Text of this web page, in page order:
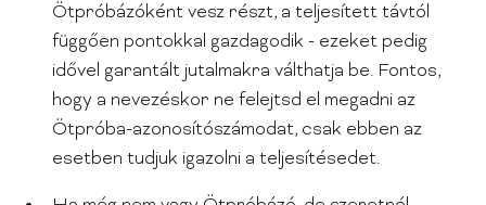
Ötpróbázóként vesz részt, a teljesített távtól
függően pontokkal gazdagodik - ezeket pedig
idővel garantált jutalmakra válthatja be. Fontos,
hogy a nevezéskor ne felejtsd el megadni az
Ötpróba-azonosítószámodat, csak ebben az
esetben tudjuk igazolni a teljesítésedet.